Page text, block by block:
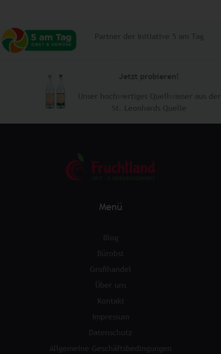
Partner der Initiative 5 am Tag
Jetzt probieren!
Unser hochwertiges Quellwasser aus der
​St. Leonhards Quelle
Menü
Blog
Bürobst
Großhandel
Über uns
Kontakt
Impressum
Datenschutz
Allgemeine Geschäftsbedingungen